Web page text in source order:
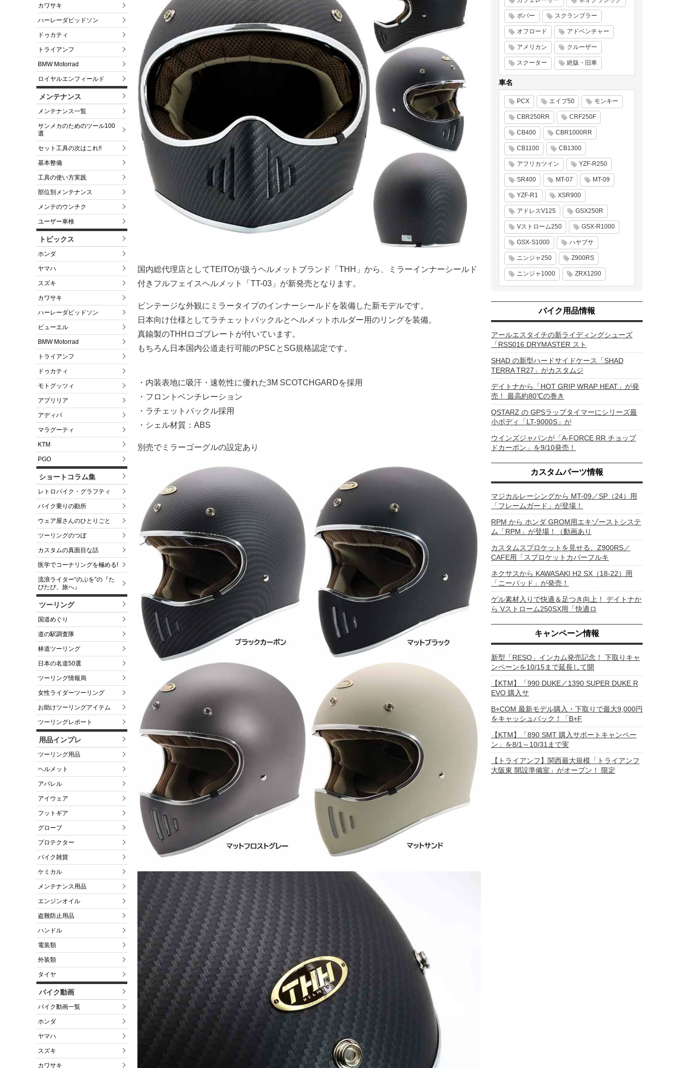
カワサキ
ハーレーダビッドソン
ドゥカティ
トライアンフ
BMW Motorrad
ロイヤルエンフィールド
メンテナンス
メンテナンス一覧
サンメカのためのツール100
選
セット工具の次はこれ!!
基本整備
工具の使い方実践
部位別メンテナンス
メンテのウンチク
ユーザー車検
トピックス
ホンダ
ヤマハ
スズキ
カワサキ
ハーレーダビッドソン
ビューエル
BMW Motorrad
トライアンフ
ドゥカティ
モトグッツィ
アプリリア
アディバ
マラグーティ
KTM
PGO
ショートコラム集
レトロバイク・グラフティ
バイク乗りの勘所
ウェア屋さんのひとりごと
ツーリングのつぼ
カスタムの真面目な話
医学でコーナリングを極める!
流浪ライター“のぶを”の『た
びたび、旅へ』
ツーリング
国道めぐり
道の駅調査隊
林道ツーリング
日本の名道50選
ツーリング情報局
女性ライダーツーリング
お助けツーリングアイテム
ツーリングレポート
用品インプレ
ツーリング用品
ヘルメット
アパレル
アイウェア
フットギア
グローブ
プロテクター
バイク雑貨
ケミカル
メンテナンス用品
エンジンオイル
盗難防止用品
ハンドル
電装類
外装類
タイヤ
バイク動画
バイク動画一覧
ホンダ
ヤマハ
スズキ
カワサキ
国内総代理店としてTEITOが扱うヘルメットブランド「THH」から、ミラーインナーシールド
付きフルフェイスヘルメット「TT-03」が新発売となります。
ビンテージな外観にミラータイプのインナーシールドを装備した新モデルです。
日本向け仕様としてラチェットバックルとヘルメットホルダー用のリングを装備。
真鍮製のTHHロゴプレートが付いています。
もちろん日本国内公道走行可能のPSCとSG規格認定です。
・内装表地に吸汗・速乾性に優れた3M SCOTCHGARDを採用
・フロントベンチレーション
・ラチェットバックル採用
・シェル材質：ABS
別売でミラーゴーグルの設定あり
ボバー スクランブラー
オフロード アドベンチャー
アメリカン クルーザー
スクーター 絶版・旧車
車名
PCX エイプ50 モンキー
CBR250RR CRF250F
CB400 CBR1000RR
CB1100 CB1300
アフリカツイン YZF-R250
SR400 MT-07 MT-09
YZF-R1 XSR900
アドレスV125 GSX250R
Vストローム250 GSX-R1000
GSX-S1000 ハヤブサ
ニンジャ250 Z900RS
ニンジャ1000 ZRX1200
バイク用品情報
アールエスタイチの新ライディングシューズ
「RSS016 DRYMASTER スト
SHAD の新型ハードサイドケース「SHAD
TERRA TR27」がカスタムジ
デイトナから「HOT GRIP WRAP HEAT」が発
売！ 最高約80℃の巻き
QSTARZ の GPSラップタイマーにシリーズ最
小ボディ「LT-9000S」が
ウインズジャパンが「A-FORCE RR チョップ
ドカーボン」を9/10発売！
カスタムパーツ情報
マジカルレーシングから MT-09／SP（24）用
「フレームガード」が登場！
RPM から ホンダ GROM用エキゾーストシステ
ム「RPM」が登場！（動画あり
カスタムスプロケットを見せる、Z900RS／
CAFE用「スプロケットカバーフルキ
ネクサスから KAWASAKI H2 SX（18-22）用
「ニーパッド」が発売！
ゲル素材入りで快適＆足つき向上！ デイトナか
ら Vストローム250SX用「快適ロ
キャンペーン情報
新型「RESO」インカム発売記念！ 下取りキャ
ンペーンを10/15まで延長して開
【KTM】「990 DUKE／1390 SUPER DUKE R
EVO 購入サ
B+COM 最新モデル購入・下取りで最大9,000円
をキャッシュバック！「B+F
【KTM】「890 SMT 購入サポートキャンペー
ン」を8/1～10/31まで実
【トライアンフ】関西最大規模「トライアンフ
大阪東 開設準備室」がオープン！ 限定